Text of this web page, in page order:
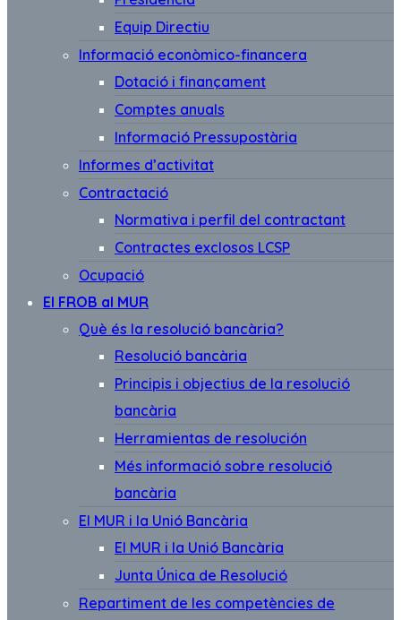
Equip Directiu
Informació econòmico-financera
Dotació i finançament
Comptes anuals
Informació Pressupostària
Informes d’activitat
Contractació
Normativa i perfil del contractant
Contractes exclosos LCSP
Ocupació
El FROB al MUR
Què és la resolució bancària?
Resolució bancària
Principis i objectius de la resolució
bancària
Herramientas de resolución
Més informació sobre resolució
bancària
El MUR i la Unió Bancària
El MUR i la Unió Bancària
Junta Única de Resolució
Repartiment de les competències de